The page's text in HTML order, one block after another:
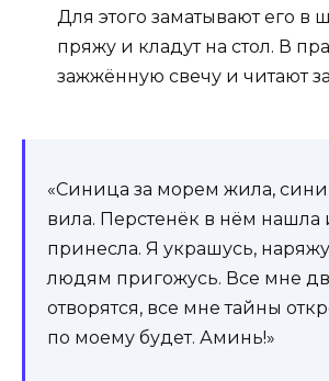
Для этого заматывают его в
пряжу и кладут на стол. В
зажжённую свечу и читают
«Синица за морем жила,
вила. Перстенёк в нём нашла
принесла. Я украшусь,
людям пригожусь. Все мне
отворятся, все мне тайны
по моему будет. Аминь!»